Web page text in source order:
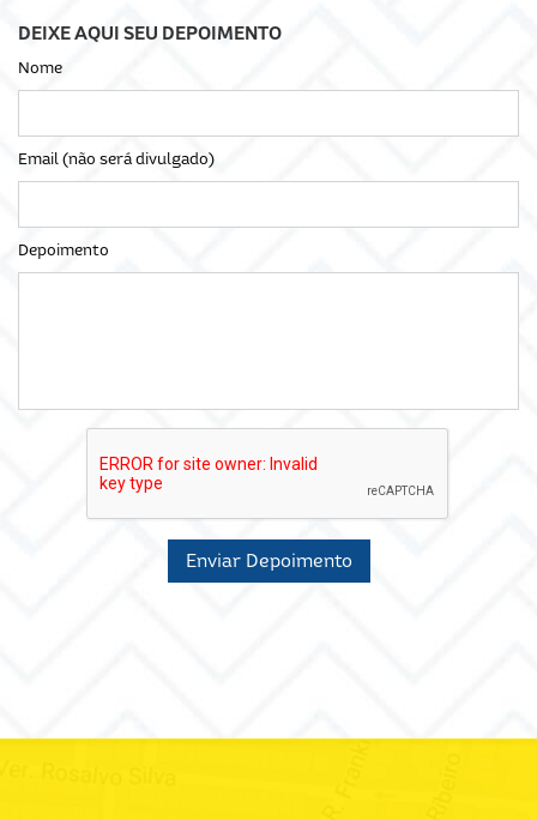
DEIXE AQUI SEU DEPOIMENTO
Nome
Email (não será divulgado)
Depoimento
Enviar Depoimento